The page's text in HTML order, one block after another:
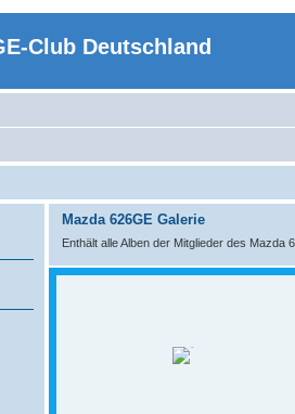
Club Deutschland
Mazda 626GE Galerie
Enthält alle Alben der Mitglieder des Mazda